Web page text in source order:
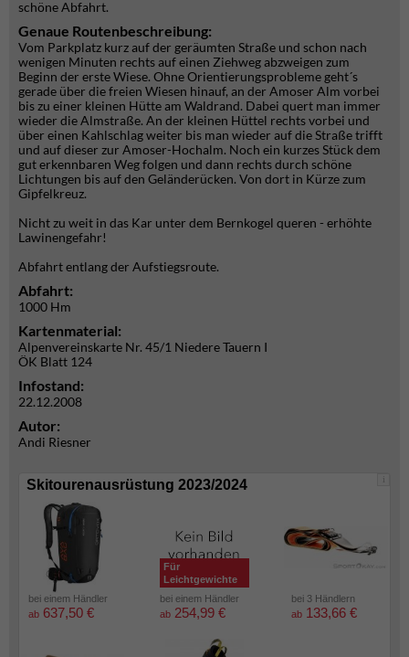
schöne Abfahrt.
Genaue Routenbeschreibung:
Vom Parkplatz kurz auf der geräumten Straße und schon nach
wenigen Minuten rechts auf einen Ziehweg abzweigen zum
Beginn der erste Wiese. Ohne Orientierungsprobleme geht´s
gerade über die freien Wiesen hinauf, an der Amoser Alm vorbei
bis zu einer kleinen Hütte am Waldrand. Dabei quert man immer
wieder die Almstraße. An der kleinen Hüttel rechts vorbei und
über einen Kahlschlag weiter bis man wieder auf die Straße trifft
und auf dieser zur Amoser-Hochalm. Noch ein kurzes Stück dem
gut erkennbaren Weg folgen und dann rechts durch schöne
Lichtungen bis auf den Geländerücken. Von dort in Kürze zum
Gipfelkreuz.
Nicht zu weit in das Kar unter dem Bernkogel queren - erhöhte
Lawinengefahr!
Abfahrt entlang der Aufstiegsroute.
Abfahrt:
1000 Hm
Kartenmaterial:
Alpenvereinskarte Nr. 45/1 Niedere Tauern I
ÖK Blatt 124
Infostand:
22.12.2008
Autor:
Andi Riesner
i
Skitourenausrüstung 2023/2024
bei einem Händler
ab 637,50 €
Für
Leichtgewichte
bei einem Händler
ab 254,99 €
bei 3 Händlern
ab 133,66 €